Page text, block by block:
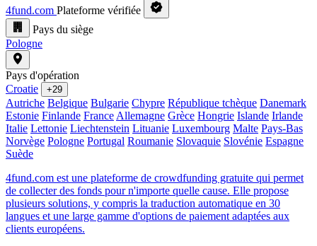
4fund.com Plateforme vérifiée
Pays du siège
Pologne
Pays d'opération
Croatie
+29
Autriche Belgique Bulgarie Chypre République tchèque Danemark
Estonie Finlande France Allemagne Grèce Hongrie Islande Irlande
Italie Lettonie Liechtenstein Lituanie Luxembourg Malte Pays-Bas
Norvège Pologne Portugal Roumanie Slovaquie Slovénie Espagne
Suède
4fund.com est une plateforme de crowdfunding gratuite qui permet
de collecter des fonds pour n'importe quelle cause. Elle propose
plusieurs solutions, y compris la traduction automatique en 30
langues et une large gamme d'options de paiement adaptées aux
clients européens.